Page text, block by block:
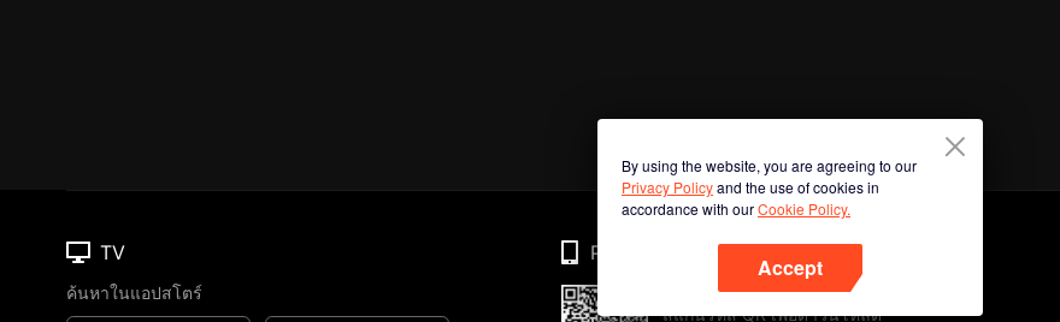
By using the website, you are agreeing to our
Privacy Policyand the use of cookies in
accordance with ourCookie Policy.
Accept
TV
ค้นหาในแอปสโตร์
Phone
สแกนรหัส QR เพื่อดาวน์โหลด